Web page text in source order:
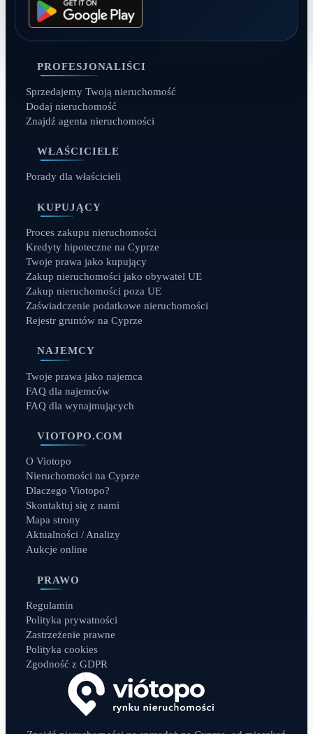
PROFESJONALIŚCI
Sprzedajemy Twoją nieruchomość
Dodaj nieruchomość
Znajdź agenta nieruchomości
WŁAŚCICIELE
Porady dla właścicieli
KUPUJĄCY
Proces zakupu nieruchomości
Kredyty hipoteczne na Cyprze
Twoje prawa jako kupujący
Zakup nieruchomości jako obywatel UE
Zakup nieruchomości poza UE
Zaświadczenie podatkowe nieruchomości
Rejestr gruntów na Cyprze
NAJEMCY
Twoje prawa jako najemca
FAQ dla najemców
FAQ dla wynajmujących
VIOTOPO.COM
O Viotopo
Nieruchomości na Cyprze
Dlaczego Viotopo?
Skontaktuj się z nami
Mapa strony
Aktualności / Analizy
Aukcje online
PRAWO
Regulamin
Polityka prywatności
Zastrzeżenie prawne
Polityka cookies
Zgodność z GDPR